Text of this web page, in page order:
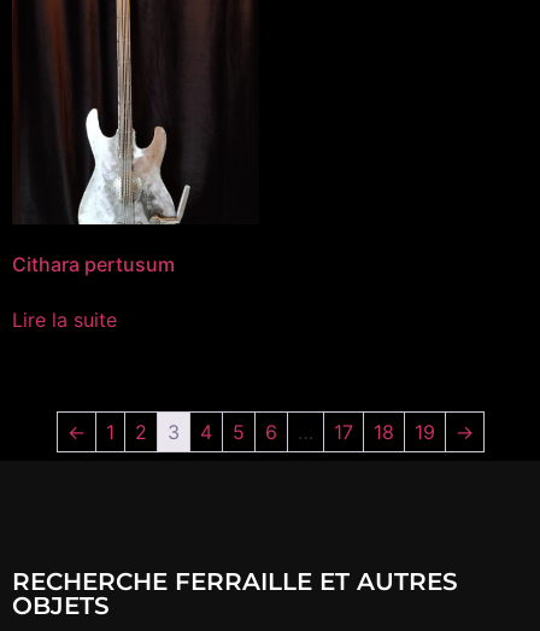
Cithara pertusum
Lire la suite
← 1 2 3 4 5 6 … 17 18 19 →
RECHERCHE FERRAILLE ET AUTRES
OBJETS